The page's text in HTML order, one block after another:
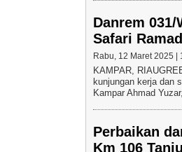
Danrem
Safari
Rabu, 12 Maret 2025 |
KAMPAR,
kunjungan kerja dan
Kampar Ahmad Yuzar,
Perbaikan
Km 106